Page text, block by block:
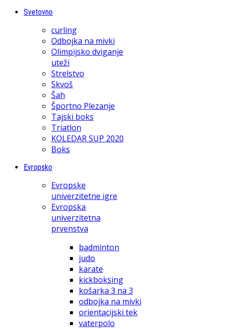
Svetovno
curling
Odbojka na mivki
Olimpijsko dviganje
uteži
Strelstvo
Skvoš
Šah
Športno Plezanje
Tajski boks
Triatlon
KOLEDAR SUP 2020
Boks
Evropsko
Evropske
univerzitetne igre
Evropska
univerzitetna
prvenstva
badminton
judo
karate
kickboksing
košarka 3 na 3
odbojka na mivki
orientacijski tek
vaterpolo